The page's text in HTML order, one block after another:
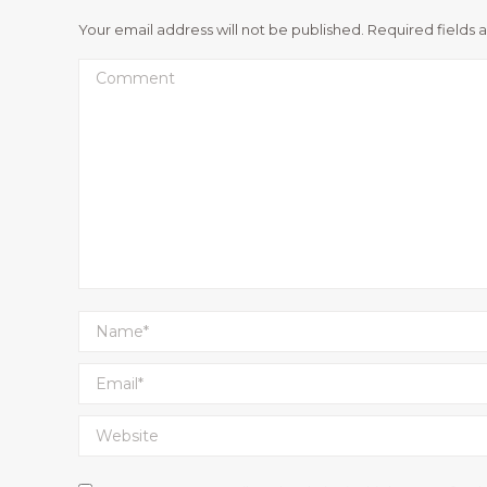
Your email address will not be published. Required fields
Comment
Name *
Email *
Website